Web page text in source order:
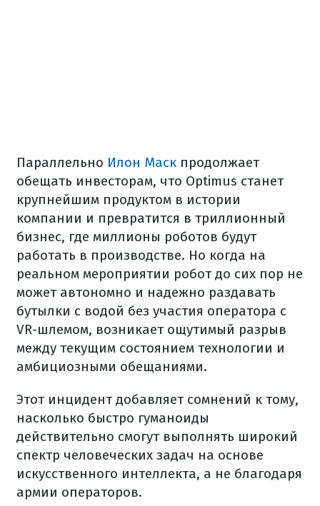
Параллельно Илон Маск продолжает
обещать инвесторам, что Optimus станет
крупнейшим продуктом в истории
компании и превратится в триллионный
бизнес, где миллионы роботов будут
работать в производстве. Но когда на
реальном мероприятии робот до сих пор не
может автономно и надежно раздавать
бутылки с водой без участия оператора с
VR-шлемом, возникает ощутимый разрыв
между текущим состоянием технологии и
амбициозными обещаниями.
Этот инцидент добавляет сомнений к тому,
насколько быстро гуманоиды
действительно смогут выполнять широкий
спектр человеческих задач на основе
искусственного интеллекта, а не благодаря
армии операторов.